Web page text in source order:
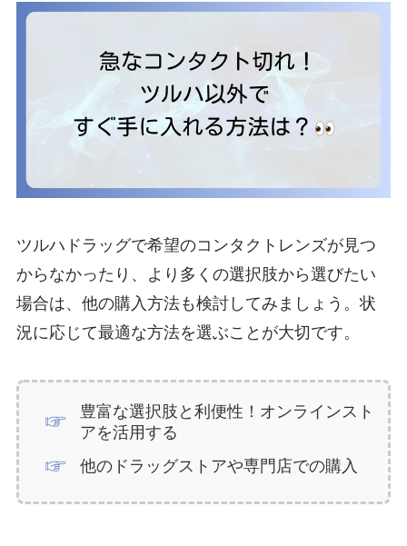
ツルハドラッグで希望のコンタクトレンズが見つ
からなかったり、より多くの選択肢から選びたい
場合は、他の購入方法も検討してみましょう。状
況に応じて最適な方法を選ぶことが大切です。
豊富な選択肢と利便性！オンラインスト
アを活用する
他のドラッグストアや専門店での購入